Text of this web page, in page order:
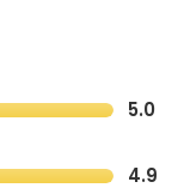
5.0
4.9